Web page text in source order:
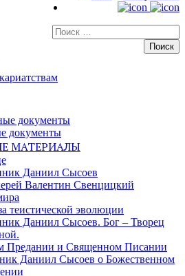
Искать:
документы
документы
МАТЕРИАЛЫ
Даниил Сысоев
Валентин Свенцицкий
теистической эволюции
Даниил Сысоев. Бог – Творец
Предании и Священном Писании
Даниил Сысоев о Божественном